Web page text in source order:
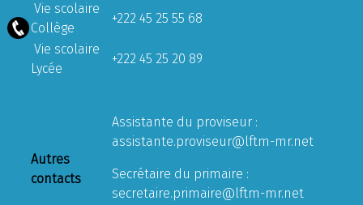
Vie scolaire
Collège
+222 45 25 55 68
Vie scolaire
Lycée
+222 45 25 20 89
Autres
contacts
Assistante du proviseur :
assistante.proviseur@lftm-mr.net
Secrétaire du primaire :
secretaire.primaire@lftm-mr.net